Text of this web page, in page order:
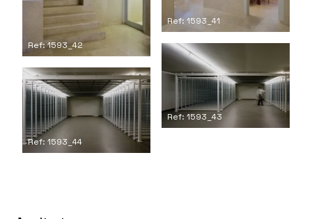
Ref: 1593_41
Ref: 1593_42
Ref: 1593_43
Ref: 1593_44